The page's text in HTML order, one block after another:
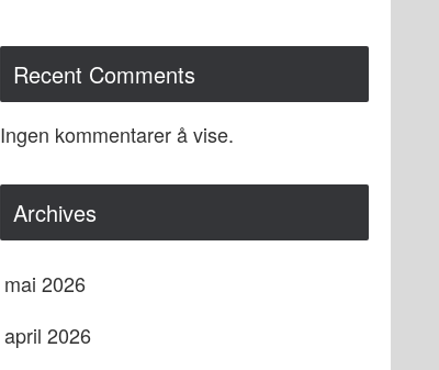
Recent Comments
Ingen kommentarer å vise.
Archives
mai 2026
april 2026